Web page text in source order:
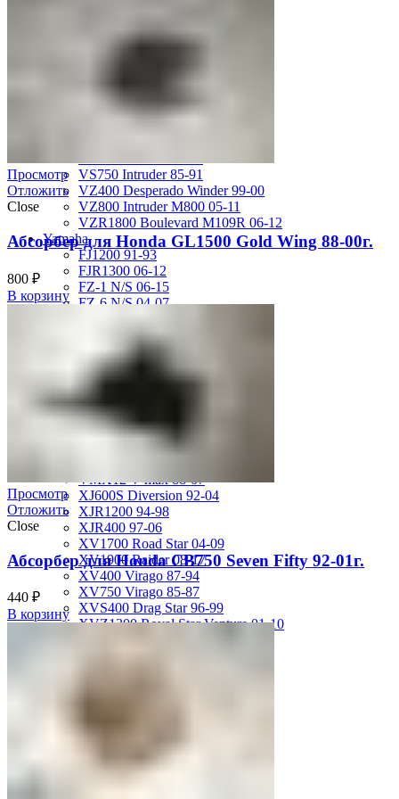
GSX-R750 SRAD 96-97
GSX-R750 SRAD 98-99
SV650 03-12
SV650 99-02
VS750 Intruder 85-91
VZ400 Desperado Winder 99-00
VZ800 Intruder M800 05-11
VZR1800 Boulevard M109R 06-12
Yamaha
FJ1200 91-93
FJR1300 06-12
FZ-1 N/S 06-15
FZ-6 N/S 04-07
FZR 400 90-94
FZR1000 87-90
FZR1000 91-93
FZR750 Genesis 87-90
FZS1000 Fazer 01-05
FZS600 98-01
MT-01 05-09
MT-09 14-17
TDM850 96-01
VMX12 V-max 88-07
XJ600S Diversion 92-04
XJR1200 94-98
XJR400 97-06
XV1700 Road Star 04-09
XV1900 Raider 08-17
XV400 Virago 87-94
XV750 Virago 85-87
XVS400 Drag Star 96-99
XVZ1300 Royal Star Venture 01-10
YZF-R1 09-15
YZF-R1 98-99
YZF-R6 03-05
Просмотр
Отложить
Close
Абсорбер для Honda GL1500 Gold Wing 88-00г.
800 ₽
В корзину
Просмотр
Отложить
Close
Абсорбер для Honda CB750 Seven Fifty 92-01г.
440 ₽
В корзину